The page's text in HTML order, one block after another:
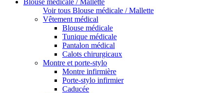
Blouse médicale / Mallette
Voir tous Blouse médicale / Mallette
Vêtement médical
Blouse médicale
Tunique médicale
Pantalon médical
Calots chirurgicaux
Montre et porte-stylo
Montre infirmière
Porte-stylo infirmier
Caducée